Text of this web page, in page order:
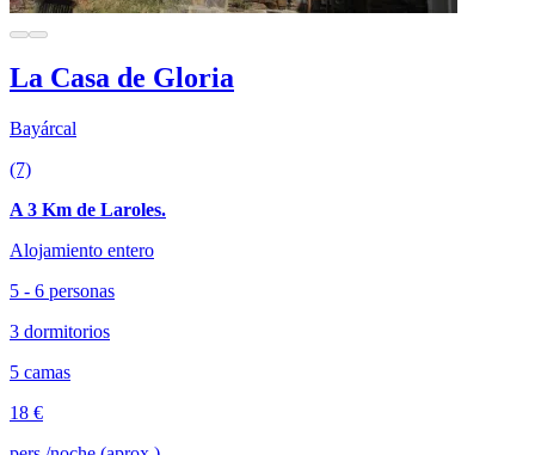
La Casa de Gloria
Bayárcal
(7)
A 3 Km de Laroles.
Alojamiento entero
5 - 6 personas
3 dormitorios
5 camas
18 €